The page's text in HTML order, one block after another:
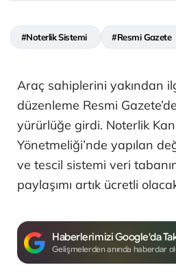
#Noterlik Sistemi #Resmi Gazete
Araç sahiplerini yakından
düzenleme Resmi
yürürlüğe girdi. Noterlik
Yönetmeliği’nde yapılan
ve tescil sistemi veri
paylaşımı artık ücretli
Haberlerimizi Google'da
Gelişmelerden anında haberdar